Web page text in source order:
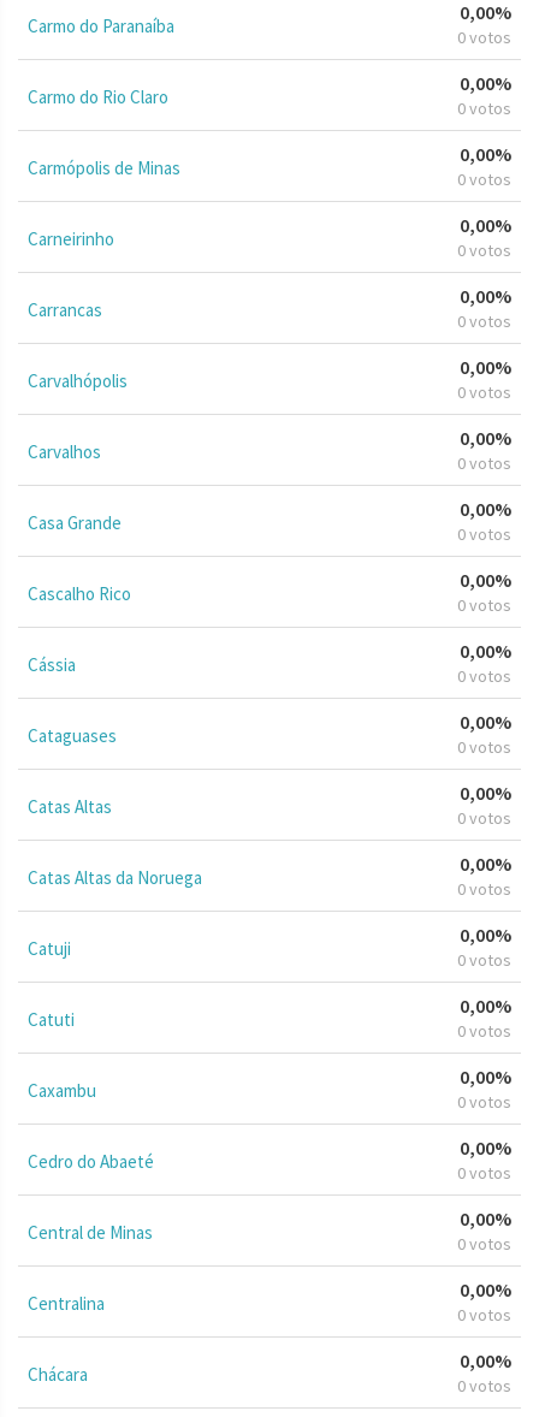
Carmo do Paranaíba
0,00%
0 votos
Carmo do Rio Claro
0,00%
0 votos
Carmópolis de Minas
0,00%
0 votos
Carneirinho
0,00%
0 votos
Carrancas
0,00%
0 votos
Carvalhópolis
0,00%
0 votos
Carvalhos
0,00%
0 votos
Casa Grande
0,00%
0 votos
Cascalho Rico
0,00%
0 votos
Cássia
0,00%
0 votos
Cataguases
0,00%
0 votos
Catas Altas
0,00%
0 votos
Catas Altas da Noruega
0,00%
0 votos
Catuji
0,00%
0 votos
Catuti
0,00%
0 votos
Caxambu
0,00%
0 votos
Cedro do Abaeté
0,00%
0 votos
Central de Minas
0,00%
0 votos
Centralina
0,00%
0 votos
Chácara
0,00%
0 votos